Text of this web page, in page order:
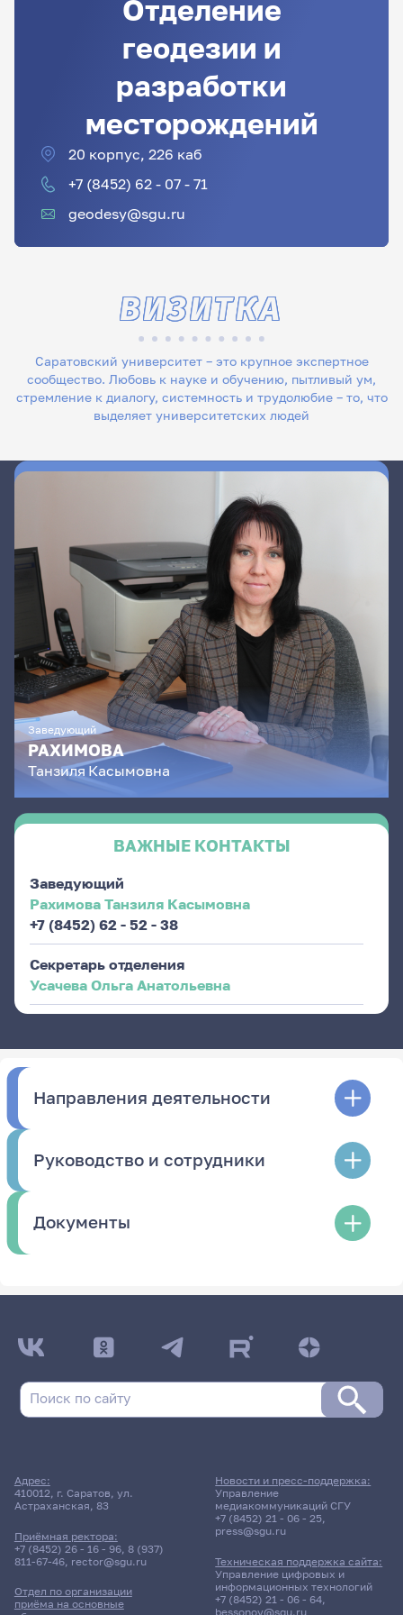
Отделение
геодезии и
разработки
месторождений
20 корпус, 226 каб
+7 (8452) 62 - 07 - 71
geodesy@sgu.ru
Саратовский университет – это крупное экспертное
сообщество. Любовь к науке и обучению, пытливый ум,
стремление к диалогу, системность и трудолюбие – то, что
выделяет университетских людей
ВИЗИТКА
Заведующий
РАХИМОВА
Танзиля Касымовна
ВАЖНЫЕ КОНТАКТЫ
Заведующий
Рахимова Танзиля Касымовна
+7 (8452) 62 - 52 - 38
Секретарь отделения
Усачева Ольга Анатольевна
Направления деятельности
Руководство и сотрудники
Документы
Адрес:
410012, г. Саратов, ул.
Астраханская, 83
Приёмная ректора:
+7 (8452) 26 - 16 - 96, 8 (937)
811-67-46, rector@sgu.ru
Отдел по организации
приёма на основные
Новости и пресс-поддержка:
Управление
медиакоммуникаций СГУ
+7 (8452) 21 - 06 - 25,
press@sgu.ru
Техническая поддержка сайта:
Управление цифровых и
информационных технологий
+7 (8452) 21 - 06 - 64,
bessonov@sgu.ru